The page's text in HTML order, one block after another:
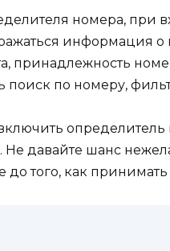
номера, при
информация
принадлежность
поиск по номеру,
Не давайте шанс
того, как принимать